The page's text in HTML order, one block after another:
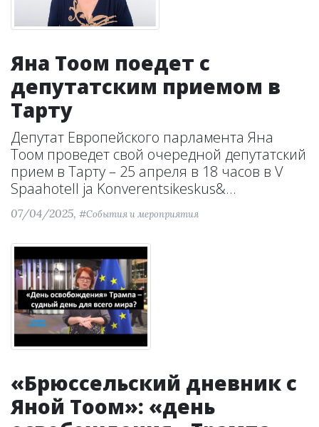
Яна Тоом поедет с
депутатским приемом в
Тарту
Депутат Европейского парламента Яна
Тоом проведет свой очередной депутатский
прием в Тарту – 25 апреля в 18 часов в V
Spaahotell ja Konverentsikeskus&...
07/04/2025, #События и мероприятия
«Брюссельский дневник с
Яной Тоом»: «день